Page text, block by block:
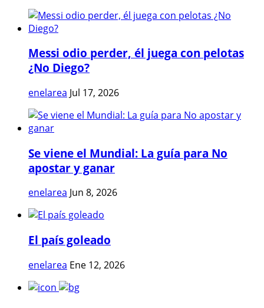
Messi odio perder, él juega con pelotas
¿No Diego?
enelarea Jul 17, 2026
Se viene el Mundial: La guía para No
apostar y ganar
enelarea Jun 8, 2026
El país goleado
enelarea Ene 12, 2026